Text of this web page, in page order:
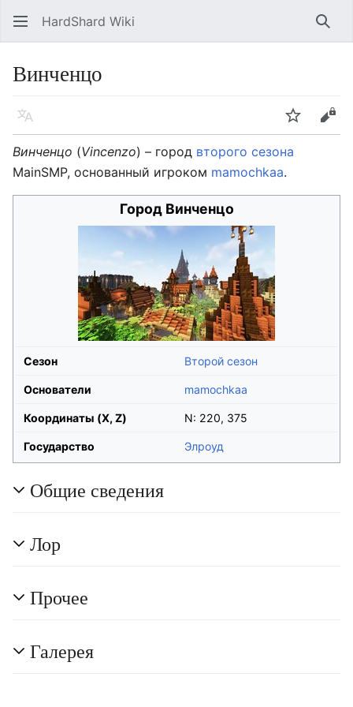
HardShard Wiki
Винченцо
Язык Следить
Винченцо (Vincenzo) – город второго сезона
MainSMP, основанный игроком mamochkaa.
Город Винченцо
Сезон Второй сезон
Основатели mamochkaa
Координаты (X, Z) N: 220, 375
Государство Элроуд
Общие сведения
Лор
Прочее
Галерея